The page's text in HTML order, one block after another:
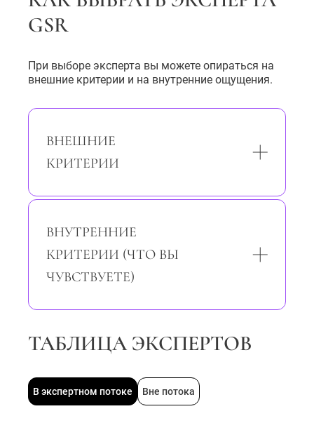
GSR
При выборе эксперта вы можете опираться на
внешние критерии и на внутренние ощущения.
ВНЕШНИЕ
КРИТЕРИИ
ВНУТРЕННИЕ
КРИТЕРИИ (ЧТО ВЫ
ЧУВСТВУЕТЕ)
ТАБЛИЦА ЭКСПЕРТОВ
В экспертном потоке Вне потока